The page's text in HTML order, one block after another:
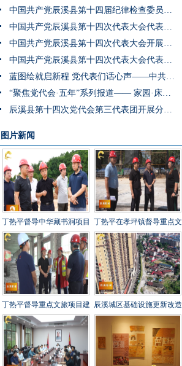
中国共产党辰溪县第十四届纪律检查委员会第一次全体会议召开
中国共产党辰溪县第十四次代表大会代表团第四次会议开展分团预选
中国共产党辰溪县第十四次代表大会开展代表团第三次会议分团讨论
中国共产党辰溪县第十四次代表大会代表团第二次会议开展分团讨论
蓝图绘就启新程 党代表们话心声——中共辰溪县第十四次党代会代表访谈
“聚焦党代会·五年”系列报道—— 家园·床位·课桌三个坐标读懂辰溪民生温度
辰溪县第十四次党代会第三代表团开展分团讨论
图片新闻
丁热平督导中华藏书洞项目
建设工作时强调 全力攻坚
冲刺 守牢安全底线 打造经
得起检验的精品文旅项目
丁热平在孝坪镇督导重点文
旅项目建设时强调 紧盯节
点 全力冲刺 高标准高质量
高效率推进项目建设
丁热平督导重点文旅项目建
设工作时强调 以匠心打造
百年兵工文化传承新地标
辰溪城区基础设施更新改造
工程全速推进